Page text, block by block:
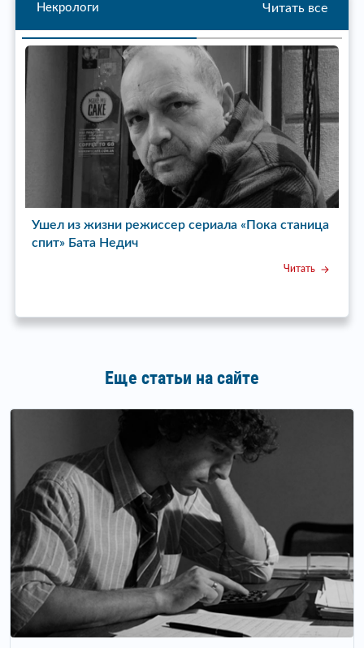
Некрологи Читать все
Ушел из жизни актер Евгений Калинцев
Читать
Еще статьи на сайте